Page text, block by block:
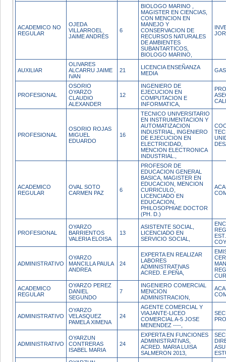
ACADEMICO NO
REGULAR
OJEDA
VILLARROEL
JAIME ANDRÉS
6
BIOLOGO MARINO ,
MAGISTER EN CIENCIAS,
CON MENCION EN
MANEJO Y
CONSERVACION DE
RECURSOS NATURALES
DE AMBIENTES
SUBANTARTICOS,
BIOLOGO MARINO,
AUXILIAR
OLIVARES
ALCARRU JAIME
IVAN
21
LICENCIA ENSEÑANZA
MEDIA
PROFESIONAL
OSORIO
OYARZO
CLAUDIO
ALEXANDER
12
INGENIERO DE
EJECUCION EN
COMPUTACION E
INFORMATICA,
PROFESIONAL
OSORIO ROJAS
MIGUEL
EDUARDO
16
TECNICO UNIVERSITARIO
EN INSTRUMENTACION Y
AUTOMATIZACION
INDUSTRIAL, INGENIERO
DE EJECUCION EN
ELECTRICIDAD,
MENCION ELECTRONICA
INDUSTRIAL.,
ACADEMICO
REGULAR
OVAL SOTO
CARMEN PAZ
6
PROFESOR DE
EDUCACION GENERAL
BASICA, MAGISTER EN
EDUCACION, MENCION
CURRICULO,
LICENCIADO EN
EDUCACION,
PHILOSOPHIAE DOCTOR
(PH. D.)
PROFESIONAL
OYARZO
BARRIENTOS
VALERIA ELOISA
13
ASISTENTE SOCIAL,
LICENCIADO EN
SERVICIO SOCIAL,
ADMINISTRATIVO
OYARZO
MANCILLA PAULA
ANDREA
24
EXPERTA EN REALIZAR
LABORES
ADMINISTRATIVAS
ACRED. E.PEÑA,
ACADEMICO
REGULAR
OYARZO PEREZ
DANIEL
SEGUNDO
7
INGENIERO COMERCIAL
MENCION
ADMINISTRACION,
ADMINISTRATIVO
OYARZO
VELASQUEZ
PAMELA XIMENA
24
AGENTE COMERCIAL Y
VIAJANTE-LICEO
COMERCIAL A-5 JOSE
MENENDEZ ----,
ADMINISTRATIVO
OYARZUN
CONTRERAS
ISABEL MARIA
24
EXPERTA EN FUNCIONES
ADMINISTRATIVAS,
ACRED. MARIA LUISA
SALMERON 2013,